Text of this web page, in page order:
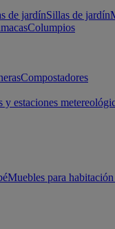
de jardínSillas de jardín
Columpios
Compostadores
y estaciones
Muebles para